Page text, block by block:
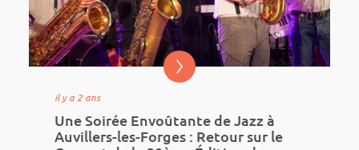
Une Soirée Envoûtante de Jazz à
Auvillers-les-Forges : Retour sur le
il y a 2 ans